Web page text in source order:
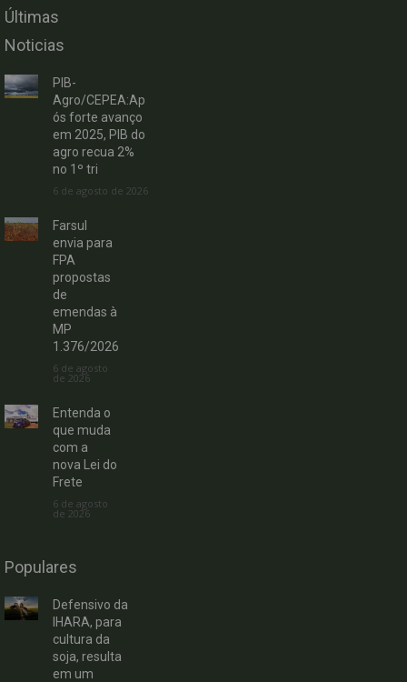
Últimas
Noticias
PIB-
Agro/CEPEA:Ap
ós forte avanço
em 2025, PIB do
agro recua 2%
no 1º tri
6 de agosto de 2026
Farsul
envia para
FPA
propostas
de
emendas à
MP
1.376/2026
6 de agosto
de 2026
Entenda o
que muda
com a
nova Lei do
Frete
6 de agosto
de 2026
Populares
Defensivo da
IHARA, para
cultura da
soja, resulta
em um